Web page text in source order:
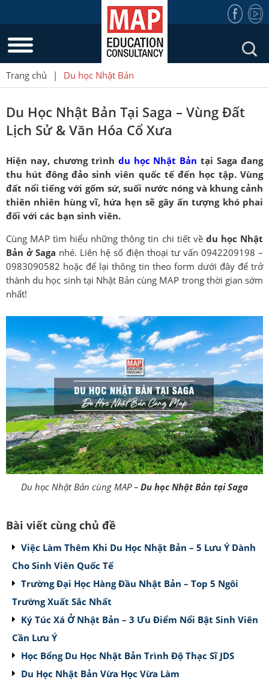
Trang chủ | Du học Nhật Bản
Du Học Nhật Bản Tại Saga – Vùng Đất
Lịch Sử & Văn Hóa Cổ Xưa
Hiện nay, chương trình du học Nhật Bản tại Saga đang
thu hút đông đảo sinh viên quốc tế đến học tập. Vùng
đất nổi tiếng với gốm sứ, suối nước nóng và khung cảnh
thiên nhiên hùng vĩ, hứa hẹn sẽ gây ấn tượng khó phai
đối với các bạn sinh viên.
Cùng MAP tìm hiểu những thông tin chi tiết về du học Nhật
Bản ở Saga nhé. Liên hệ số điện thoại tư vấn 0942209198 –
0983090582 hoặc để lại thông tin theo form dưới đây để trở
thành du học sinh tại Nhật Bản cùng MAP trong thời gian sớm
nhất!
Du học Nhật Bản cùng MAP – Du học Nhật Bản tại Saga
Bài viết cùng chủ đề
Việc Làm Thêm Khi Du Học Nhật Bản – 5 Lưu Ý Dành
Cho Sinh Viên Quốc Tế
Trường Đại Học Hàng Đầu Nhật Bản – Top 5 Ngôi
Trường Xuất Sắc Nhất
Ký Túc Xá Ở Nhật Bản – 3 Ưu Điểm Nổi Bật Sinh Viên
Cần Lưu Ý
Học Bổng Du Học Nhật Bản Trình Độ Thạc Sĩ JDS
Du Học Nhật Bản Vừa Học Vừa Làm